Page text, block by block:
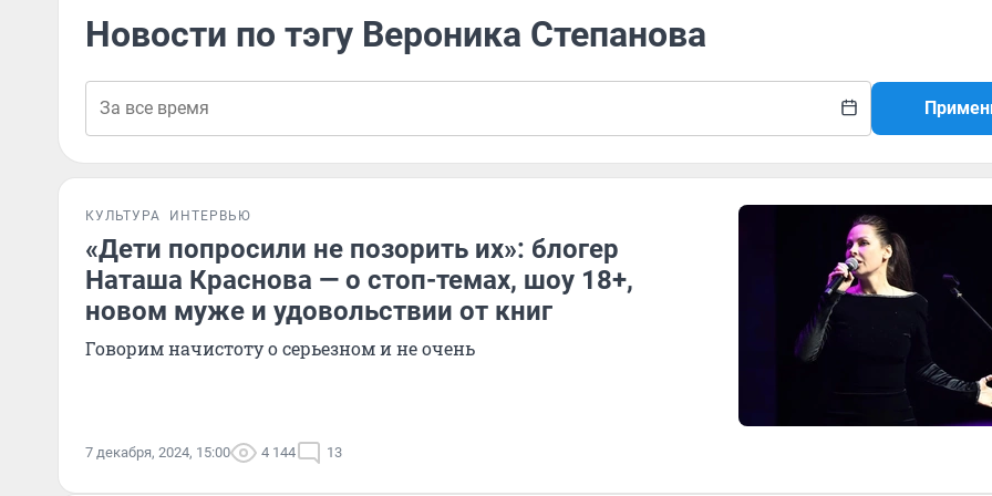
Новости по тэгу Вероника Степанова
КУЛЬТУРА ИНТЕРВЬЮ
«Дети попросили не позорить их»: блогер
Наташа Краснова — о стоп-темах, шоу 18+,
новом муже и удовольствии от книг
Говорим начистоту о серьезном и не очень
7 декабря, 2024, 15:00 4 144 13